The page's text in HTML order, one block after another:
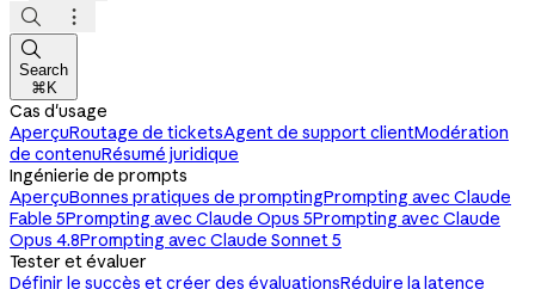



Search
⌘K
Cas d'usage
AperçuRoutage de ticketsAgent de support clientModération
de contenuRésumé juridique
Ingénierie de prompts
AperçuBonnes pratiques de promptingPrompting avec Claude
Fable 5Prompting avec Claude Opus 5Prompting avec Claude
Opus 4.8Prompting avec Claude Sonnet 5
Tester et évaluer
Définir le succès et créer des évaluationsRéduire la latence